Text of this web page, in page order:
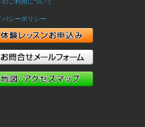
のご利用について
バシーポリシー